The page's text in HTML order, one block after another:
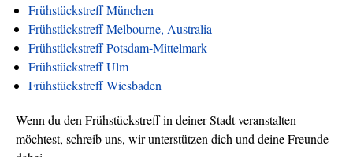
Frühstückstreff München
Frühstückstreff Melbourne, Australia
Frühstückstreff Potsdam-Mittelmark
Frühstückstreff Ulm
Frühstückstreff Wiesbaden
Wenn du den Frühstückstreff in deiner Stadt veranstalten
möchtest, schreib uns, wir unterstützen dich und deine Freunde